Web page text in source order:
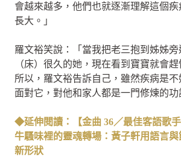
會越來越多，他們也就逐漸理解這個
長大。」
羅文裕笑說：「當我把老三抱到姊姊
（床）很久的她，現在看到寶寶就會趕
所以，羅文裕告訴自己，雖然疾病是
面對它，對他和家人都是一門修煉的功
◆延伸閱讀：【金曲 36／最佳客語歌手
牛騷味裡的靈魂轉場：黃子軒用語言
新形狀